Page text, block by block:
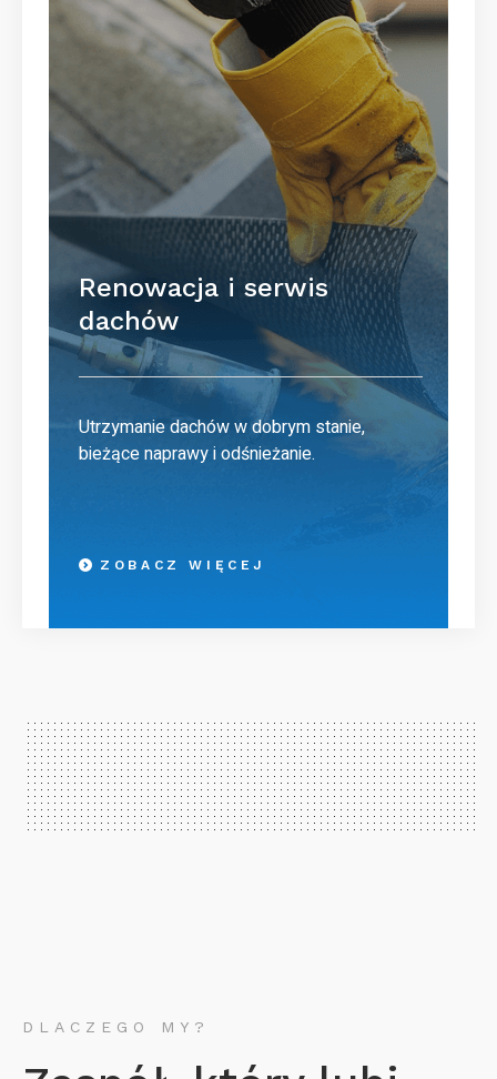
Renowacja i serwis
dachów
Utrzymanie dachów w dobrym stanie,
bieżące naprawy i odśnieżanie.
ZOBACZ WIĘCEJ
DLACZEGO MY?